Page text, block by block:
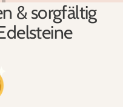
Zur
Slide
4
& sorgfältig